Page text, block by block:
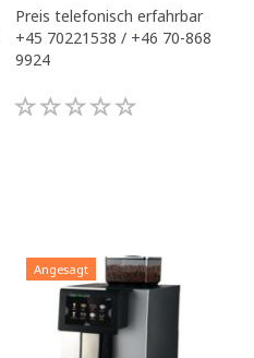
Preis telefonisch erfahrbar
+45 70221538 / +46 70-868
9924
Angesagt